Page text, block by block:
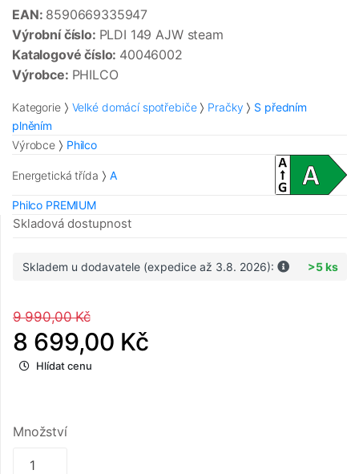
EAN: 8590669335947
Výrobní číslo: PLDI 149 AJW steam
Katalogové číslo: 40046002
Výrobce: PHILCO
Kategorie Velké domácí spotřebiče Pračky
S předním
plněním
Výrobce
Philco
Energetická třída A
Philco PREMIUM
Skladová dostupnost
Skladem u dodavatele (expedice až 3.8. 2026): >5 ks
9 990,00 Kč
8 699,00 Kč
Hlídat cenu
Množství